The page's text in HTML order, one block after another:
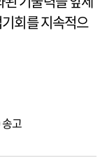
회를 지속적으
고